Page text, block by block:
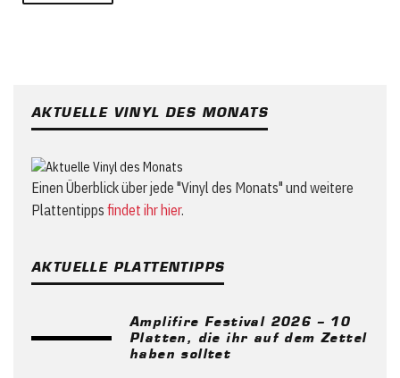
AKTUELLE VINYL DES MONATS
Einen Überblick über jede "Vinyl des Monats" und weitere
Plattentipps findet ihr hier.
AKTUELLE PLATTENTIPPS
Amplifire Festival 2026 – 10
Platten, die ihr auf dem Zettel
haben solltet